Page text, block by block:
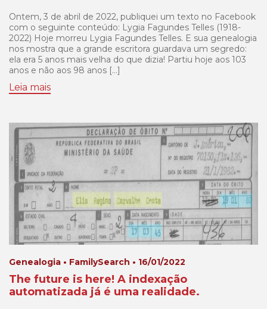
Ontem, 3 de abril de 2022, publiquei um texto no Facebook
com o seguinte conteúdo: Lygia Fagundes Telles (1918-
2022) Hoje morreu Lygia Fagundes Telles. E sua genealogia
nos mostra que a grande escritora guardava um segredo:
ela era 5 anos mais velha do que dizia! Partiu hoje aos 103
anos e não aos 98 anos […]
Leia mais
Genealogia • FamilySearch • 16/01/2022
The future is here! A indexação
automatizada já é uma realidade.